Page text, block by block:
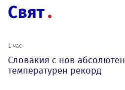
Свят
1 час
Словакия с нов абсолютен
температурен рекорд